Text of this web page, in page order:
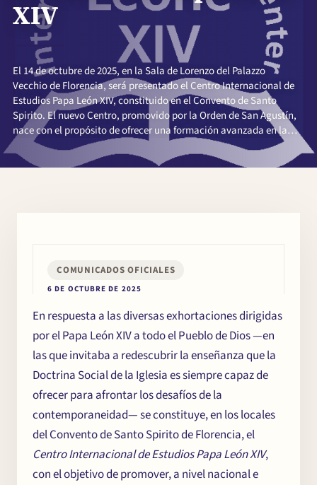
XIV
El 14 de octubre de 2025, en la Sala de Lorenzo del Palazzo
Vecchio de Florencia, será presentado el Centro Internacional de
Estudios Papa León XIV, constituido en el Convento de Santo
Spirito. El nuevo Centro, promovido por la Orden de San Agustín,
nace con el propósito de ofrecer una formación avanzada en la
vida social y política inspirada en la Doctrina Social de la Iglesia.
COMUNICADOS OFICIALES
6 DE OCTUBRE DE 2025
En respuesta a las diversas exhortaciones dirigidas
por el Papa León XIV a todo el Pueblo de Dios —en
las que invitaba a redescubrir la enseñanza que la
Doctrina Social de la Iglesia es siempre capaz de
ofrecer para afrontar los desafíos de la
contemporaneidad— se constituye, en los locales
del Convento de Santo Spirito de Florencia, el
Centro Internacional de Estudios Papa León XIV,
con el objetivo de promover, a nivel nacional e